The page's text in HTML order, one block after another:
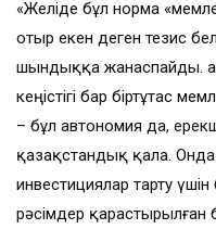
«Желіде бұл норма
отыр екен деген тезис
шындыққа жанаспайды.
кеңістігі бар біртұтас
– бұл автономия да,
қазақстандық қала.
инвестициялар тарту
рәсімдер қарастырылған